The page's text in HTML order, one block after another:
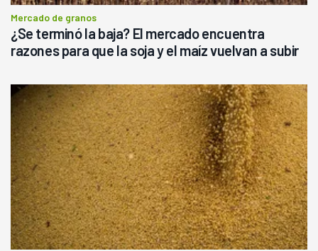
Mercado de granos
¿Se terminó la baja? El mercado encuentra
razones para que la soja y el maíz vuelvan a subir